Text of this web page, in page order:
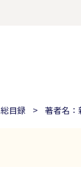
総目録 著者名：